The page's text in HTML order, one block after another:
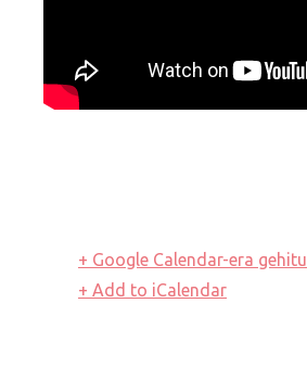
+ Google Calendar-era gehitu
+ Add to iCalendar